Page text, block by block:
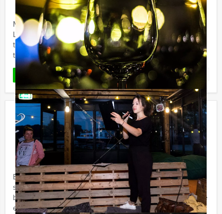
Vanaf 12 personen ‐ 2 uur en 30 minuten
Maak kennis met deze hypermoderne virtuele game in
Leiden. Tijdens dit actieve spelprogramma, waarbij
teambuilding voorop staat, gaat u met behulp van
tablets en ...
Favoriet
Flikken Zwolle
Vanaf€ 22,50 p.p. excl. BTW
Vanaf 12 personen ‐ 2 uur en 30 minuten
Bij Holland Tour Guides kan je nu één van de
spannendste en meest verrassende groepsuitjes of
bedrijfsuitjes organiseren. Er is een gruwelijke, lugubere
en zeer sinistere ...